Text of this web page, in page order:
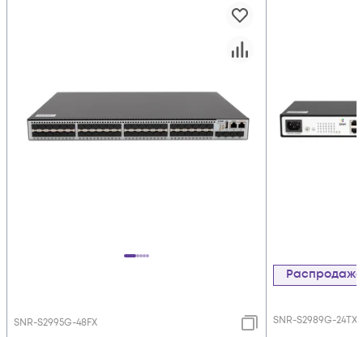
SNR-S2995G-48FX
Распродажа
SNR-S2989G-24TX